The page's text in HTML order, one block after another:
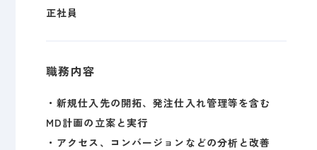
正社員
職務内容
・新規仕入先の開拓、発注仕入れ管理等を含む
MD計画の立案と実行
・アクセス、コンバージョンなどの分析と改善